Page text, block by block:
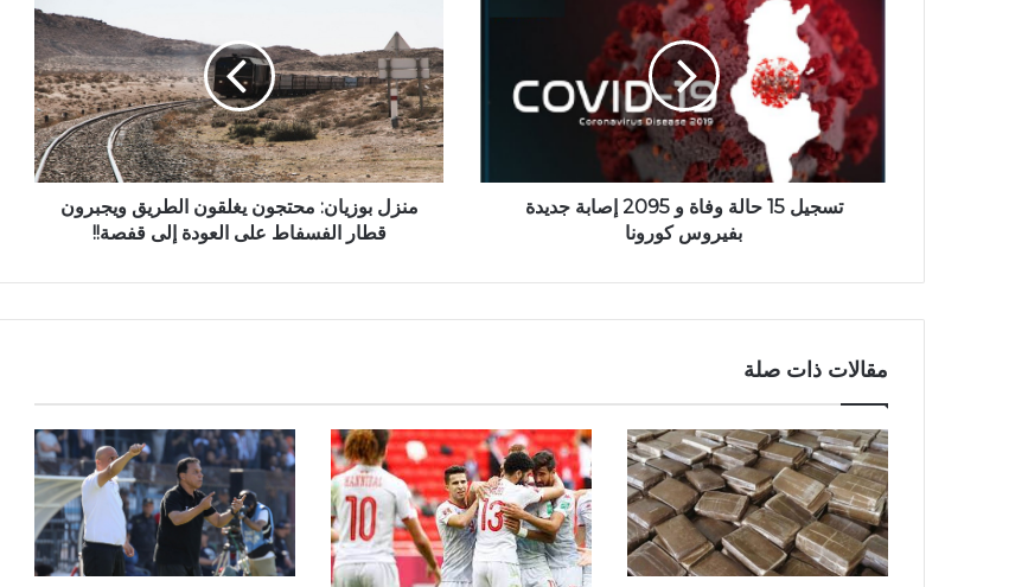
تسجيل 15 حالة وفاة و 2095 إصابة جديدة
بفيروس كورونا
منزل بوزيان: محتجون يغلقون الطريق ويجبرون
قطار الفسفاط على العودة إلى قفصة!!
مقالات ذات صلة